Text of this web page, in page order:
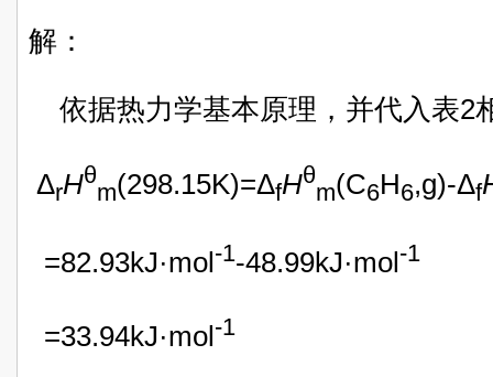
解：
依据热力学基本原理，并代入表2
ΔrHθ
m(298.15K)=ΔfHθ
m(C6H6,g)-Δf
=82.93kJ·mol-1-48.99kJ·mol-1
=33.94kJ·mol-1